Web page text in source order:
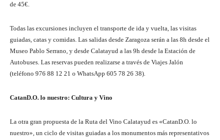
de 45€.
Todas las excursiones incluyen el transporte de ida y vuelta, las visitas
guiadas, catas y comidas. Las salidas desde Zaragoza serán a las 8h desde el
Museo Pablo Serrano, y desde Calatayud a las 9h desde la Estación de
Autobuses. Las reservas pueden realizarse a través de Viajes Jalón
(teléfono 976 88 12 21 o WhatsApp 605 78 26 38).
CatanD.O. lo nuestro: Cultura y Vino
La otra gran propuesta de la Ruta del Vino Calatayud es «CatanD.O. lo
nuestro», un ciclo de visitas guiadas a los monumentos más representativos